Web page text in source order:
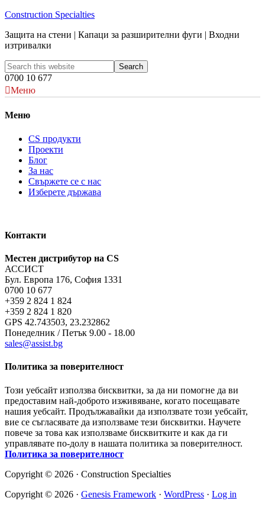
Construction Specialties
Защита на стени | Капаци за разширителни фуги | Входни
изтривалки
0700 10 677
Меню
Меню
CS продукти
Проекти
Блог
За нас
Свържете се с нас
Изберете държава
Контакти
Местен дистрибутор на CS
АССИСТ
Бул. Европа 176, София 1331
0700 10 677
+359 2 824 1 824
+359 2 824 1 820
GPS 42.743503, 23.232862
Понеделник / Петък 9.00 - 18.00
sales@assist.bg
Политика за поверителност
Този уебсайт използва бисквитки, за да ни помогне да ви
предоставим най-доброто изживяване, когато посещавате
нашия уебсайт. Продължавайки да използвате този уебсайт,
вие се съгласявате да използваме тези бисквитки. Научете
повече за това как използваме бисквитките и как да ги
управлявате по-долу в нашата политика за поверителност.
Политика за поверителност
Copyright © 2026 · Construction Specialties
Copyright © 2026 · Genesis Framework · WordPress · Log in